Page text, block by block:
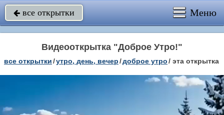
 все открытки Меню
Видеооткрытка "Доброе Утро!"
все открытки/утро, день, вечер/доброе утро/ эта открытка